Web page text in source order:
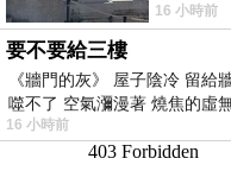
用以紀念
16 小時前
要不要給三樓
《牆門的灰》 屋子陰冷 留給
噬不了 空氣瀰漫著 燒焦的虛
16 小時前